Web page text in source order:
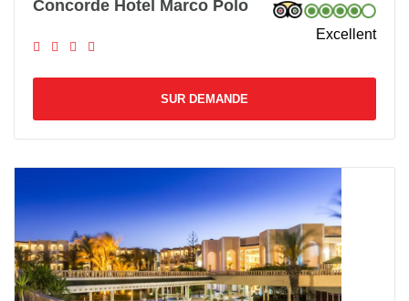
Concorde Hotel Marco Polo
Excellent
SUR DEMANDE